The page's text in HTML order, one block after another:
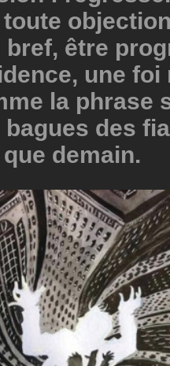
bref, être
une foi
la phrase
des
demain.